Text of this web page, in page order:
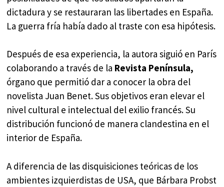
dictadura y se restauraran las libertades en España.
La guerra fría había dado al traste con esa hipótesis.
Después de esa experiencia, la autora siguió en París
colaborando a través de la Revista Península,
órgano que permitió dar a conocer la obra del
novelista Juan Benet. Sus objetivos eran elevar el
nivel cultural e intelectual del exilio francés. Su
distribución funcionó de manera clandestina en el
interior de España.
A diferencia de las disquisiciones teóricas de los
ambientes izquierdistas de USA, que Bárbara Probst